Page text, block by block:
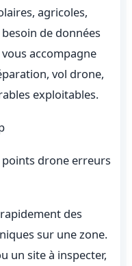
agricoles,
de données
accompagne
vol drone,
exploitables.
points drone erreurs
des
sur une zone.
un site à inspecter,